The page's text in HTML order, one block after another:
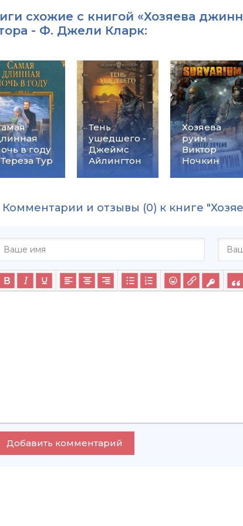
схожие с книгой «Хозяева
- Ф. Джели Кларк:
в году
Тур
Тень
ушедшего -
Джеймс
Айлингтон
Хозяева
руин -
Виктор
Ночкин
Комментарии и отзывы (0) к книге
Добавить комментарий